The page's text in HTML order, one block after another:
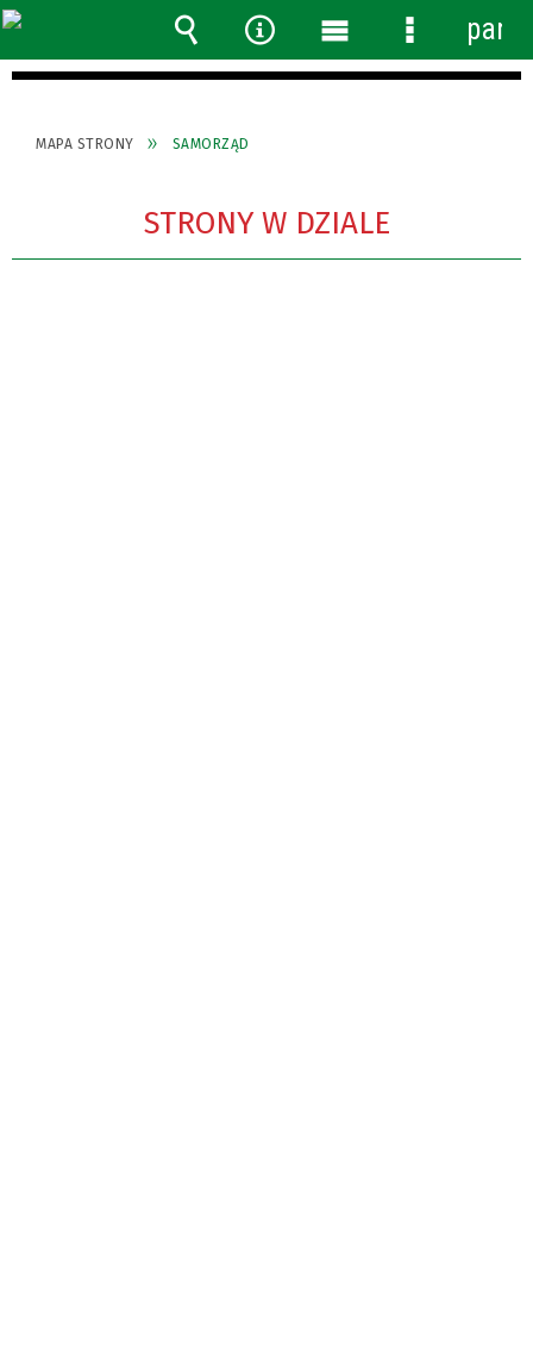
MAPA STRONY SAMORZĄD
STRONY W DZIALE
Wyszukiwarka
Narzędzia
Menu Menu
panel